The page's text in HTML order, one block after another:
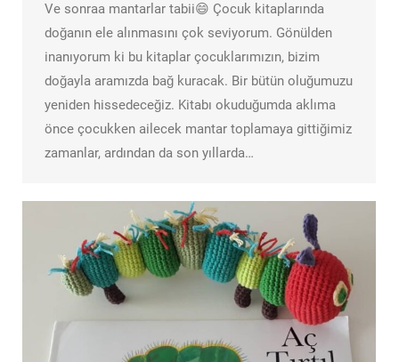
Ve sonraa mantarlar tabii😄 Çocuk kitaplarında
doğanın ele alınmasını çok seviyorum. Gönülden
inanıyorum ki bu kitaplar çocuklarımızın, bizim
doğayla aramızda bağ kuracak. Bir bütün oluğumuzu
yeniden hissedeceğiz. Kitabı okuduğumda aklıma
önce çocukken ailecek mantar toplamaya gittiğimiz
zamanlar, ardından da son yıllarda…